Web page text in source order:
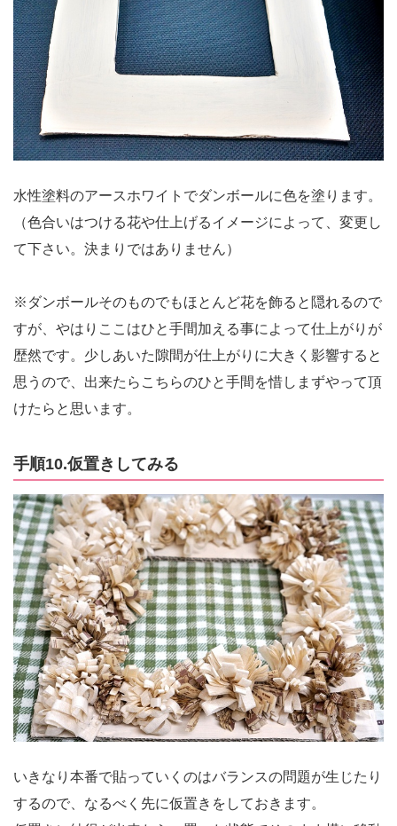
水性塗料のアースホワイトでダンボールに色を塗ります。
（色合いはつける花や仕上げるイメージによって、変更し
て下さい。決まりではありません）
※ダンボールそのものでもほとんど花を飾ると隠れるので
すが、やはりここはひと手間加える事によって仕上がりが
歴然です。少しあいた隙間が仕上がりに大きく影響すると
思うので、出来たらこちらのひと手間を惜しまずやって頂
けたらと思います。
手順10.仮置きしてみる
いきなり本番で貼っていくのはバランスの問題が生じたり
するので、なるべく先に仮置きをしておきます。